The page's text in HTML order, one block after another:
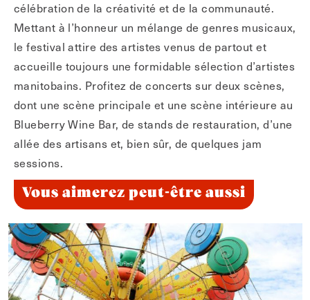
célébration de la créativité et de la communauté.
Mettant à l’honneur un mélange de genres musicaux,
le festival attire des artistes venus de partout et
accueille toujours une formidable sélection d’artistes
manitobains. Profitez de concerts sur deux scènes,
dont une scène principale et une scène intérieure au
Blueberry Wine Bar, de stands de restauration, d’une
allée des artisans et, bien sûr, de quelques jam
sessions.
Vous aimerez peut-être aussi